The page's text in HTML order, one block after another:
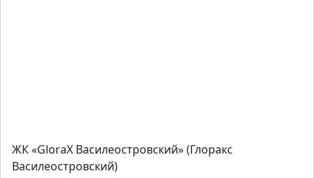
ЖК «GloraX Василеостровский» (Глоракс
Василеостровский)